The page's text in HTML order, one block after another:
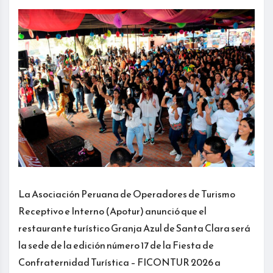
La Asociación Peruana de Operadores de Turismo
Receptivo e Interno (Apotur) anunció que el
restaurante turístico Granja Azul de Santa Clara será
la sede de la edición número 17 de la Fiesta de
Confraternidad Turística – FICONTUR 2026 a